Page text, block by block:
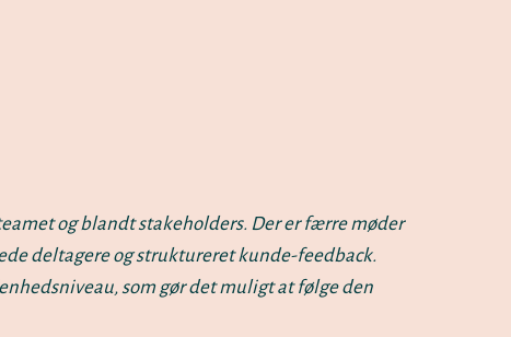
og blandt stakeholders. Der er færre møder
deltagere og struktureret kunde-feedback.
som gør det muligt at følge den